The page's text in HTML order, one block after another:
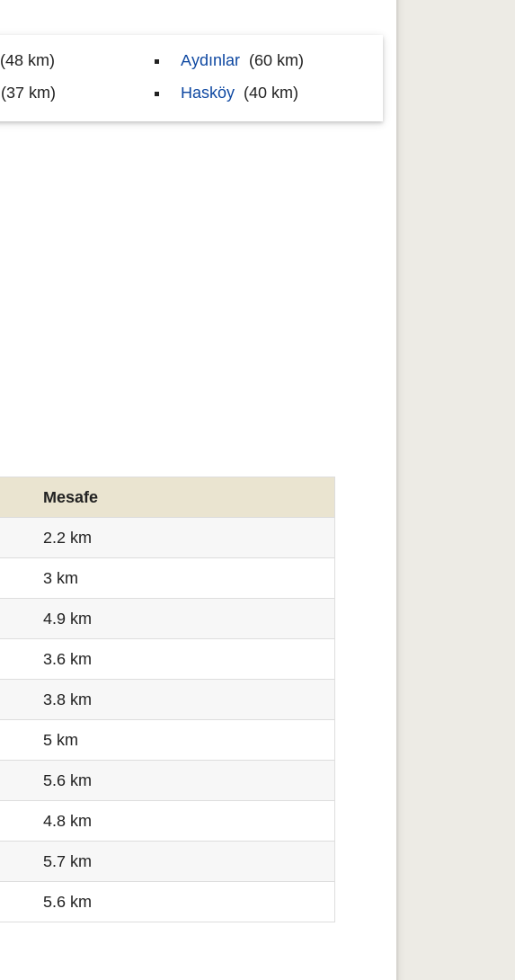
(48 km)
(37 km)
Aydınlar (60 km)
Hasköy (40 km)
Mesafe
2.2 km
3 km
4.9 km
3.6 km
3.8 km
5 km
5.6 km
4.8 km
5.7 km
5.6 km